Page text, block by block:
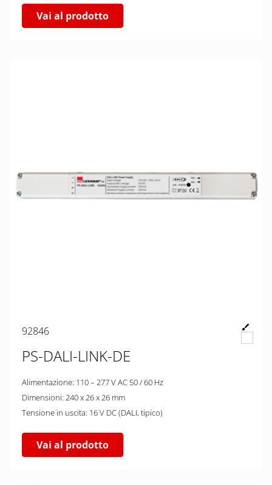
Vai al prodotto
92846
PS-DALI-LINK-DE
Alimentazione: 110 – 277 V AC 50 / 60 Hz
Dimensioni: 240 x 26 x 26 mm
Tensione in uscita: 16 V DC (DALI, tipico)
Vai al prodotto